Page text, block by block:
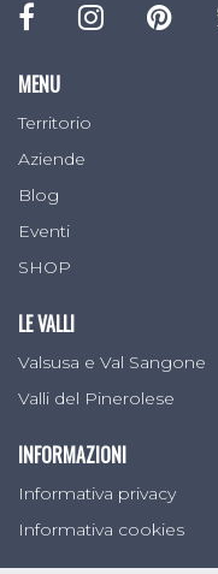
MENU
Territorio
Aziende
Blog
Eventi
SHOP
LE VALLI
Valsusa e Val Sangone
Valli del Pinerolese
INFORMAZIONI
Informativa privacy
Informativa cookies